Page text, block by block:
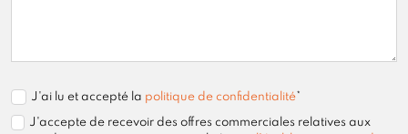
J'ai lu et accepté la politique de confidentialité*
J'accepte de recevoir des offres commerciales relatives aux